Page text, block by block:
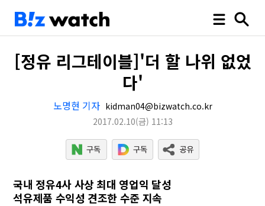
[정유 리그테이블]'더 할 나위 없었
다'
노명현 기자 kidman04@bizwatch.co.kr
2017.02.10(금) 11:13
국내 정유4사 사상 최대 영업익 달성
석유제품 수익성 견조한 수준 지속